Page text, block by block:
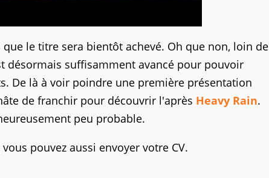
le titre sera bientôt achevé. Oh que non, loin de
désormais suffisamment avancé pour pouvoir
De là à voir poindre une première présentation
de franchir pour découvrir l'après Heavy Rain.
peu probable.
pouvez aussi envoyer votre CV.